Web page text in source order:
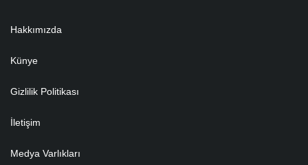
Hakkımızda
Künye
Gizlilik Politikası
İletişim
Medya Varlıkları